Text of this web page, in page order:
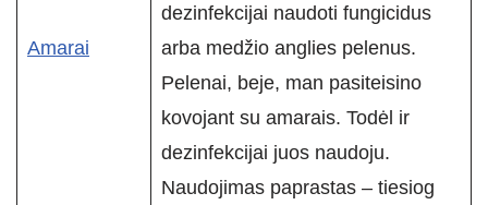
Amarai
dezinfekcijai naudoti fungicidus
arba medžio anglies pelenus.
Pelenai, beje, man pasiteisino
kovojant su amarais. Todėl ir
dezinfekcijai juos naudoju.
Naudojimas paprastas – tiesiog